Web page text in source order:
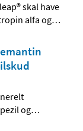
skal have
alfa og…
og…